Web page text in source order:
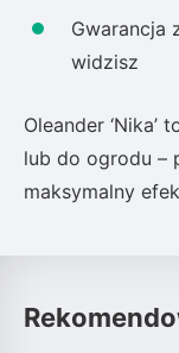
Gwarancja
widzisz
Oleander ‘Nika’
lub do ogrodu –
maksymalny